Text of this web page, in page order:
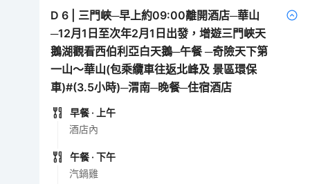
D6
三門峽─早上約09:00離開酒店─華山
─12月1日至次年2月1日出發，增遊三門峽天
鵝湖觀看西伯利亞白天鵝─午餐 ─奇險天下第
一山～華山(包乘纜車往返北峰及 景區環保
車)#(3.5小時)─渭南─晚餐─住宿酒店
早餐 · 上午
酒店內
午餐 · 下午
汽鍋雞